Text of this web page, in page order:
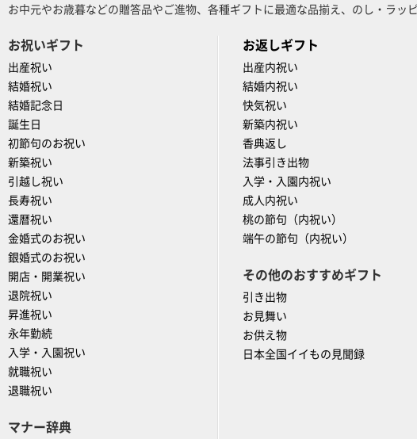
お中元やお歳暮などの贈答品やご進物、各種ギフトに最適な品揃え、のし・ラッ
お祝いギフト
出産祝い
結婚祝い
結婚記念日
誕生日
初節句のお祝い
新築祝い
引越し祝い
長寿祝い
還暦祝い
金婚式のお祝い
銀婚式のお祝い
開店・開業祝い
退院祝い
昇進祝い
永年勤続
入学・入園祝い
就職祝い
退職祝い
マナー辞典
お返しギフト
出産内祝い
結婚内祝い
快気祝い
新築内祝い
香典返し
法事引き出物
入学・入園内祝い
成人内祝い
桃の節句（内祝い）
端午の節句（内祝い）
その他のおすすめギフト
引き出物
お見舞い
お供え物
日本全国イイもの見聞録